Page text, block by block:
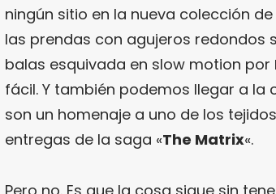
ningún sitio en la nueva colección
las prendas con agujeros redondos
balas esquivada en slow motion por
fácil. Y también podemos llegar a la
son un homenaje a uno de los
entregas de la saga «The Matrix«.